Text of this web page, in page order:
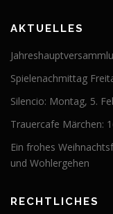
AKTUELLES
Spielenachmittag
Silencio: Montag, 5.
Trauercafe Märchen:
Ein frohes
und Wohlergehen
RECHTLICHES